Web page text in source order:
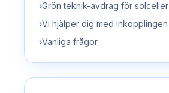
›Grön teknik-avdrag för solceller
›Vi hjälper dig med inkopplingen
›Vanliga frågor